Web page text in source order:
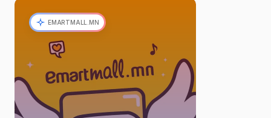
EMARTMALL.MN